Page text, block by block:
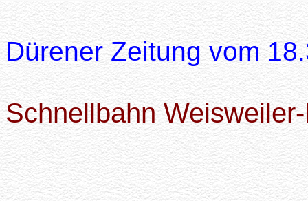
Dürener Zeitung vom
Schnellbahn